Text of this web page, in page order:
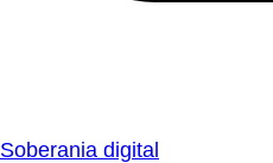
Soberania digital